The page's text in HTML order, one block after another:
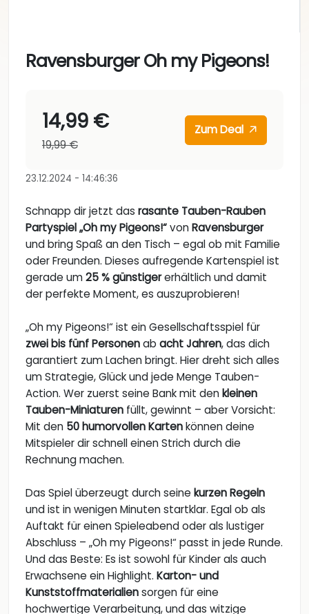
Ravensburger Oh my Pigeons!
14,99 €
19,99 €
Zum Deal
23.12.2024 - 14:46:36
Schnapp dir jetzt das rasante Tauben-Rauben
Partyspiel „Oh my Pigeons!“vonRavensburger
und bring Spaß an den Tisch – egal ob mit Familie
oder Freunden. Dieses aufregende Kartenspiel ist
gerade um25 % günstigererhältlich und damit
der perfekte Moment, es auszuprobieren!
„Oh my Pigeons!“ ist ein Gesellschaftsspiel für
zwei bis fünf Personenab acht Jahren, das dich
garantiert zum Lachen bringt. Hier dreht sich alles
um Strategie, Glück und jede Menge Tauben-
Action. Wer zuerst seine Bank mit denkleinen
Tauben-Miniaturen füllt, gewinnt – aber Vorsicht:
Mit den 50humorvollen Kartenkönnen deine
Mitspieler dir schnell einen Strich durch die
Rechnung machen.
Das Spiel überzeugt durch seine kurzen Regeln
und ist in wenigen Minuten startklar. Egal ob als
Auftakt für einen Spieleabend oder als lustiger
Abschluss – „Oh my Pigeons!“ passt in jede Runde.
Und das Beste: Es ist sowohl für Kinder als auch
Erwachsene ein Highlight. Karton- und
Kunststoffmaterialiensorgen für eine
hochwertige Verarbeitung, und das witzige